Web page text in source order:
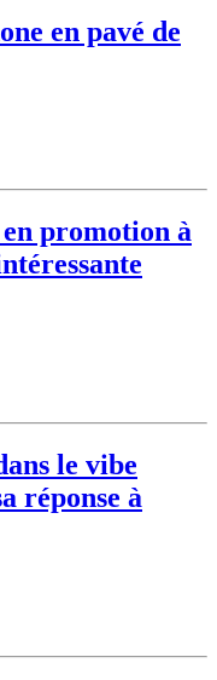
en pavé de
promotion à
le vibe
réponse à